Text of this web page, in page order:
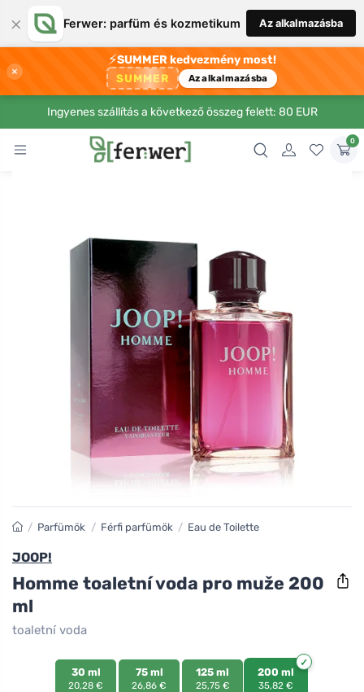
× Ferwer: parfüm és kozmetikum Az alkalmazásba
×
⚡SUMMER kedvezmény most!
SUMMER Az alkalmazásba
Ingyenes szállítás a következő összeg felett: 80 EUR
0
/ Parfümök / Férfi parfümök / Eau de Toilette
JOOP!
Homme toaletní voda pro muže 200
ml
toaletní voda
30 ml
20,28 €
75 ml
26,86 €
125 ml
25,75 €
200 ml
35,82 €